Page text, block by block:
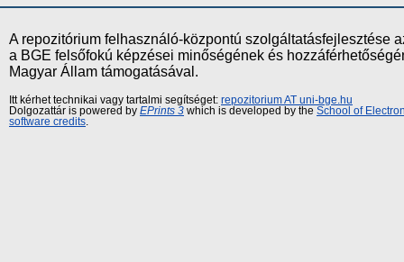
A repozitórium felhasználó-központú szolgáltatásfejlesztése
a BGE felsőfokú képzései minőségének és
Magyar Állam támogatásával.
Itt kérhet technikai vagy tartalmi segítséget: repozitorium AT uni-bge.hu
Dolgozattár is powered by EPrints 3 which is developed by the School of
software credits